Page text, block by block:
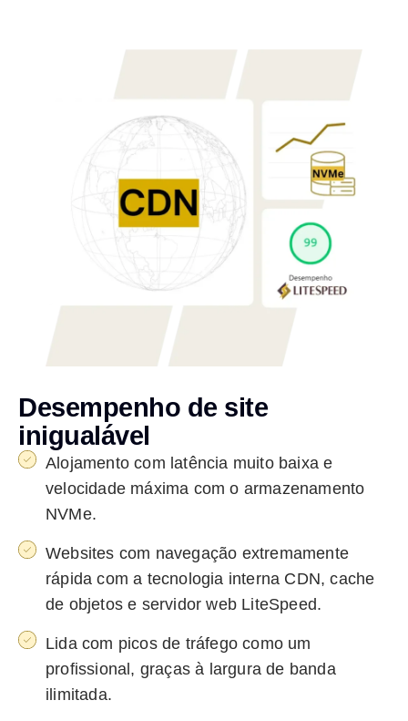
Desempenho de site
inigualável
Alojamento com latência muito baixa e
velocidade máxima com o armazenamento
NVMe.
Websites com navegação extremamente
rápida com a tecnologia interna CDN, cache
de objetos e servidor web LiteSpeed.
Lida com picos de tráfego como um
profissional, graças à largura de banda
ilimitada.